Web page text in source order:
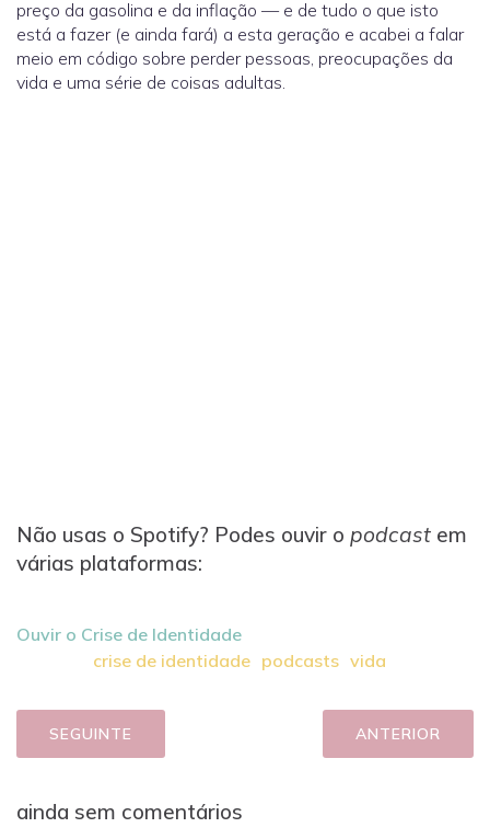
preço da gasolina e da inflação — e de tudo o que isto
está a fazer (e ainda fará) a esta geração e acabei a falar
meio em código sobre perder pessoas, preocupações da
vida e uma série de coisas adultas.
Não usas o Spotify? Podes ouvir o podcast em
várias plataformas:
Ouvir o Crise de Identidade
crise de identidade podcasts vida
SEGUINTE ANTERIOR
ainda sem comentários